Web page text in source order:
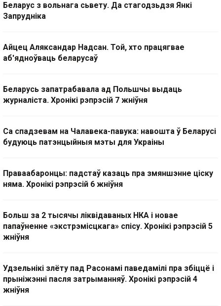
Беларус з вольнага сьвету. Да стагодзьдзя Янкі
Запрудніка
Айцец Аляксандар Надсан. Той, хто працягвае
аб'ядноўваць беларусаў
Беларусь запатрабавала ад Польшчы выдаць
журналіста. Хронікі рэпрэсій 7 жніўня
Са спадзевам на Чалавека-павука: навошта ў Беларусі
будуюць патэнцыйныя мэты для Украіны
Праваабаронцы: падстаў казаць пра змяншэнне ціску
няма. Хронікі рэпрэсій 6 жніўня
Больш за 2 тысячы ліквідаваных НКА і новае
папаўненне «экстрэмісцкага» спісу. Хронікі рэпрэсій 5
жніўня
Удзельнікі злёту пад Расонамі паведамілі пра збіццё і
прыніжэнні пасля затрыманняў. Хронікі рэпрэсій 4
жніўня